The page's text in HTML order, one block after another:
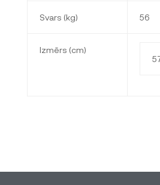
Svars (kg) 56
Izmērs (cm)